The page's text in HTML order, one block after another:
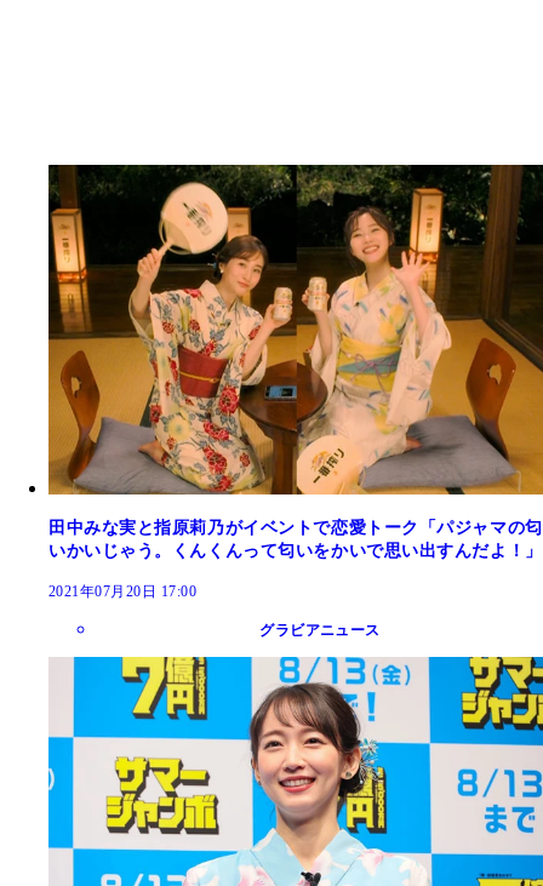
田中みな実と指原莉乃がイベントで恋愛トーク「パジャマの匂
いかいじゃう。くんくんって匂いをかいで思い出すんだよ！」
2021年07月20日 17:00
グラビアニュース